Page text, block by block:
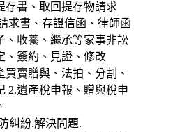
存書、取回提存物請求
求書、存證信函、律師函
、收養、繼承等家事非訟
、簽約、見證、修改
賣贈與、法拍、分割、
2.遺產稅申報、贈與稅申
糾紛.解決問題.